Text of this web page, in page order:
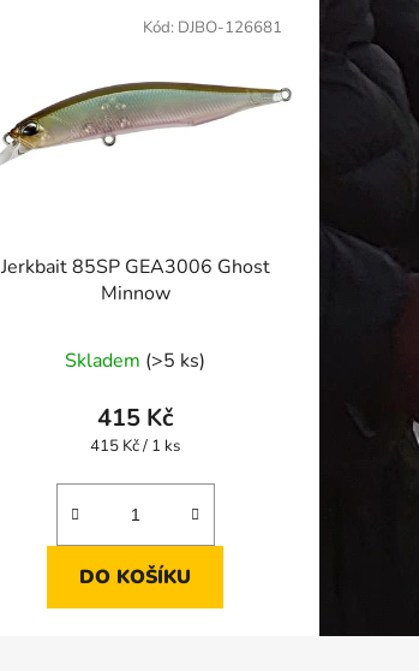
Jerkbait 85SP GEA3006 Ghost
Minnow
Skladem (>5 ks)
415 Kč
Měrná
415 Kč / 1 ks
DO KOŠÍKU
Kód: DJBO-126681